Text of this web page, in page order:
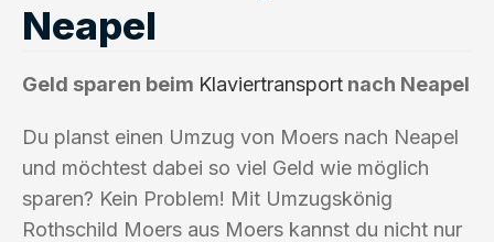
Neapel
Geld sparen beim Klaviertransport nach Neapel
Du planst einen Umzug von Moers nach Neapel
und möchtest dabei so viel Geld wie möglich
sparen? Kein Problem! Mit Umzugskönig
Rothschild Moers aus Moers kannst du nicht nur